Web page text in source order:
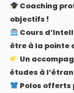
Coaching
objectifs !
Cours
être à la pointe
Un
études à
Polos offerts